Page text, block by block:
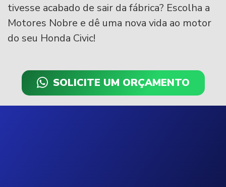
tivesse acabado de sair da fábrica? Escolha a
Motores Nobre e dê uma nova vida ao motor
do seu Honda Civic!
SOLICITE UM ORÇAMENTO